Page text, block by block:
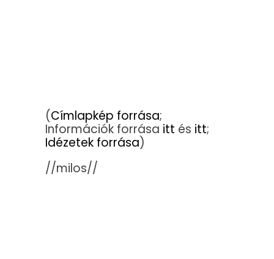
(Címlapkép forrása;
Információk forrása itt és itt;
Idézetek forrása)
//milos//